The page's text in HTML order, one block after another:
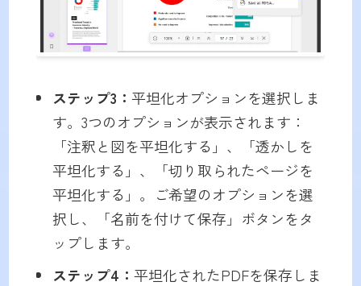
ステップ3 ： 平坦化オプションを選択しま
す。3つのオプションが表示されます：
「注釈と図を平坦化する」、「透かしを
平坦化する」、「切り取られたページを
平坦化する」。ご希望のオプションを選
択し、「名前を付けて保存」ボタンをタ
ップします。
ステップ4： 平坦化されたPDFを保存しま